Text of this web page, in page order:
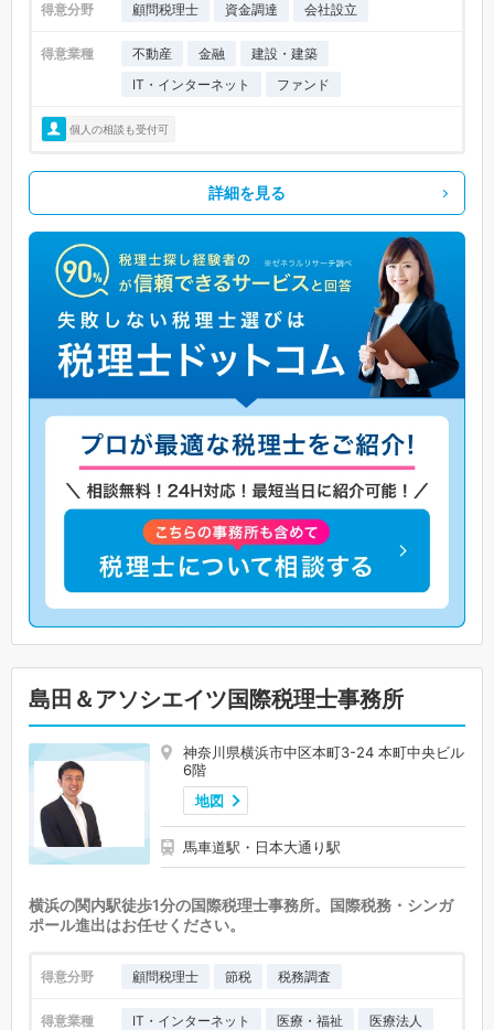
得意分野 顧問税理士 資金調達 会社設立
得意業種 不動産 金融
建設・建築
IT・インターネット
ファンド
個人の相談も受付可
詳細を見る
島田＆アソシエイツ国際税理士事務所
神奈川県横浜市中区本町3-24 本町中央ビル
6階
地図
馬車道駅・日本大通り駅
横浜の関内駅徒歩1分の国際税理士事務所。国際税務・シンガ
ポール進出はお任せください。
得意分野 顧問税理士 節税 税務調査
得意業種 IT・インターネット 医療・福祉 医療法人